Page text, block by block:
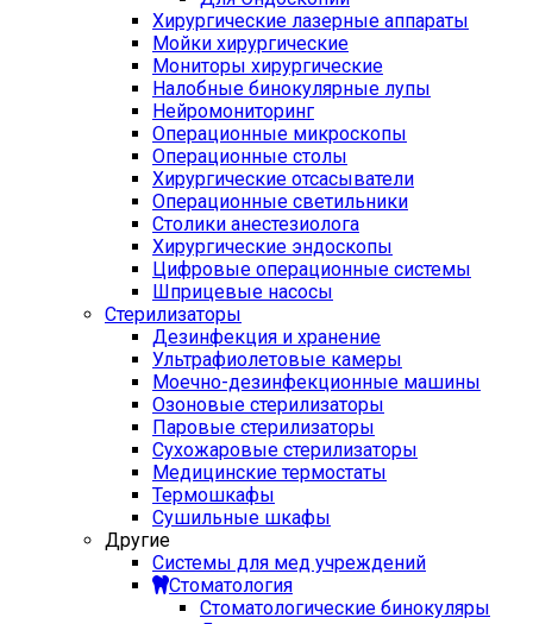
Хирургические лазерные аппараты
Мойки хирургические
Мониторы хирургические
Налобные бинокулярные лупы
Нейромониторинг
Операционные микроскопы
Операционные столы
Хирургические отсасыватели
Операционные светильники
Столики анестезиолога
Хирургические эндоскопы
Цифровые операционные системы
Шприцевые насосы
Стерилизаторы
Дезинфекция и хранение
Ультрафиолетовые камеры
Моечно-дезинфекционные машины
Озоновые стерилизаторы
Паровые стерилизаторы
Сухожаровые стерилизаторы
Медицинские термостаты
Термошкафы
Сушильные шкафы
Другие
Системы для мед учреждений
Стоматология
Стоматологические бинокуляры